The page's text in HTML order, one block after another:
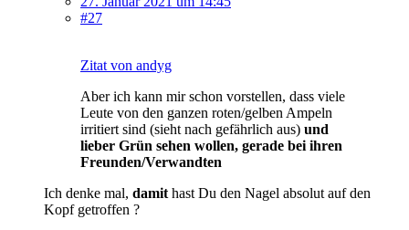
#27
Zitat von andyg
Aber ich kann mir schon vorstellen, dass viele
Leute von den ganzen roten/gelben Ampeln
irritiert sind (sieht nach gefährlich aus) und
lieber Grün sehen wollen, gerade bei ihren
Freunden/Verwandten
Ich denke mal, damit hast Du den Nagel absolut auf den
Kopf getroffen ?